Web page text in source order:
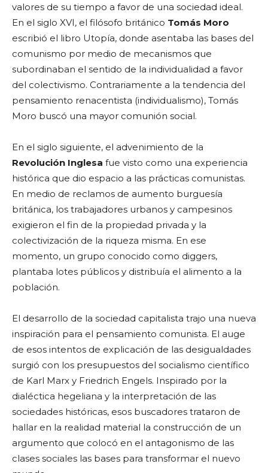
valores de su tiempo a favor de una sociedad ideal.
En el siglo XVI, el filósofo británico Tomás Moro
escribió el libro Utopía, donde asentaba las bases del
comunismo por medio de mecanismos que
subordinaban el sentido de la individualidad a favor
del colectivismo. Contrariamente a la tendencia del
pensamiento renacentista (individualismo), Tomás
Moro buscó una mayor comunión social.
En el siglo siguiente, el advenimiento de la
Revolución Inglesa fue visto como una experiencia
histórica que dio espacio a las prácticas comunistas.
En medio de reclamos de aumento burguesía
británica, los trabajadores urbanos y campesinos
exigieron el fin de la propiedad privada y la
colectivización de la riqueza misma. En ese
momento, un grupo conocido como diggers,
plantaba lotes públicos y distribuía el alimento a la
población.
El desarrollo de la sociedad capitalista trajo una nueva
inspiración para el pensamiento comunista. El auge
de esos intentos de explicación de las desigualdades
surgió con los presupuestos del socialismo científico
de Karl Marx y Friedrich Engels. Inspirado por la
dialéctica hegeliana y la interpretación de las
sociedades históricas, esos buscadores trataron de
hallar en la realidad material la construcción de un
argumento que colocó en el antagonismo de las
clases sociales las bases para transformar el nuevo